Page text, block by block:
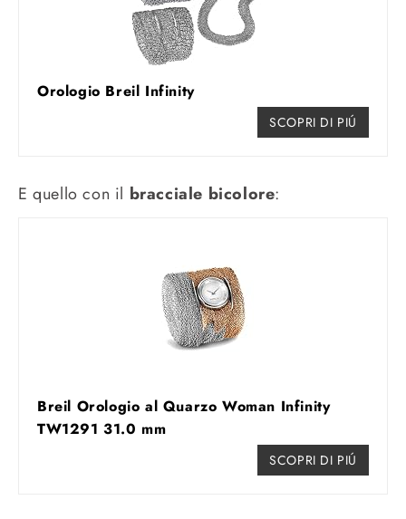
Orologio Breil Infinity
SCOPRI DI PIÚ
E quello con il bracciale bicolore:
Breil Orologio al Quarzo Woman Infinity
TW1291 31.0 mm
SCOPRI DI PIÚ